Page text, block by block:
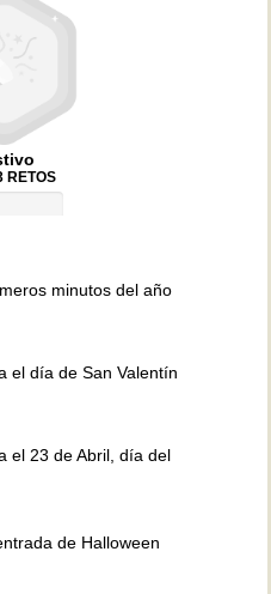
RETOS
minutos del año
el día de San Valentín
el 23 de Abril, día del
de Halloween